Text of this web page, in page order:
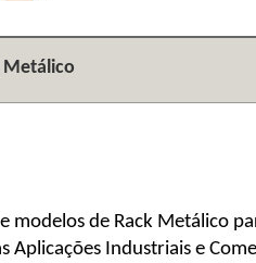
Metálico
modelos de Rack Metálico
Aplicações Industriais e